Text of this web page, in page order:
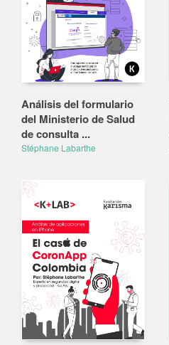
Análisis del formulario
del Ministerio de Salud
de consulta ...
Stéphane Labarthe